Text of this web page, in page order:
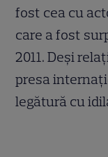
fost cea cu
care a fost
2011. Deși
presa
legătură cu